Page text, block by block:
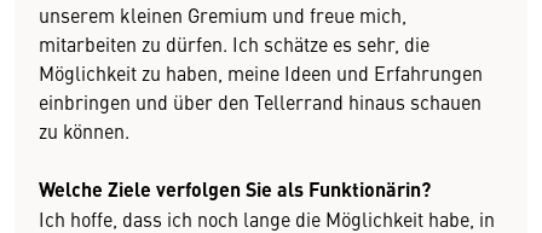
unserem kleinen Gremium und freue mich,
mitarbeiten zu dürfen. Ich schätze es sehr, die
Möglichkeit zu haben, meine Ideen und Erfahrungen
einbringen und über den Tellerrand hinaus schauen
zu können.
Welche Ziele verfolgen Sie als Funktionärin?
Ich hoffe, dass ich noch lange die Möglichkeit habe, in